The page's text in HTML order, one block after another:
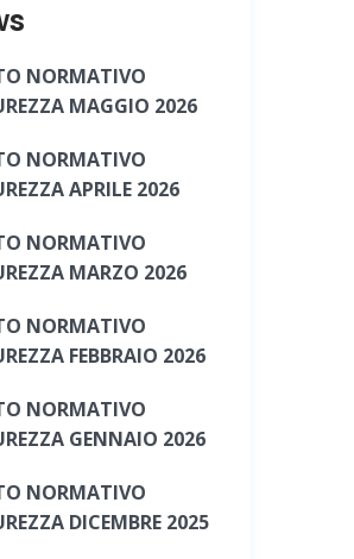
NORMATIVO
MAGGIO 2026
NORMATIVO
APRILE 2026
NORMATIVO
MARZO 2026
NORMATIVO
FEBBRAIO 2026
NORMATIVO
GENNAIO 2026
NORMATIVO
DICEMBRE 2025